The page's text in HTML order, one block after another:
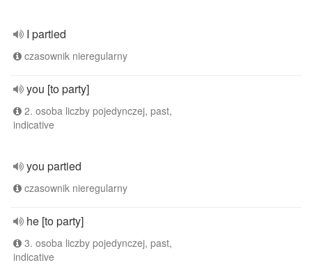
I partied
czasownik nieregularny
you [to party]
2. osoba liczby pojedynczej, past,
indicative
you partied
czasownik nieregularny
he [to party]
3. osoba liczby pojedynczej, past,
indicative